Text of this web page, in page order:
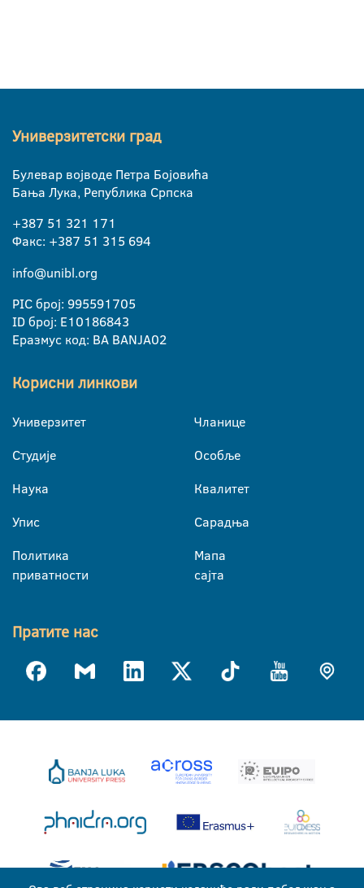
Универзитетски град
Булевар војводе Петра Бојовића
Бања Лука, Република Српска
+387 51 321 171
Факс: +387 51 315 694
info@unibl.org
PIC број: 995591705
ID број: E10186843
Еразмус код: BA BANJA02
Корисни линкови
Универзитет
Студије
Наука
Упис
Политика
приватности
Чланице
Особље
Квалитет
Сарадња
Мапа
сајта
Пратите нас